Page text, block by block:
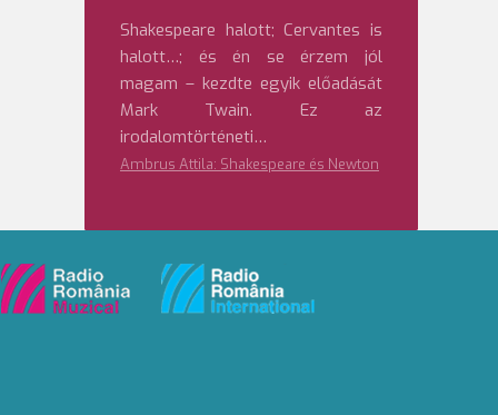
Shakespeare halott; Cervantes is
halott…; és én se érzem jól
magam – kezdte egyik előadását
Mark Twain. Ez az
irodalomtörténeti…
Ambrus Attila: Shakespeare és Newton